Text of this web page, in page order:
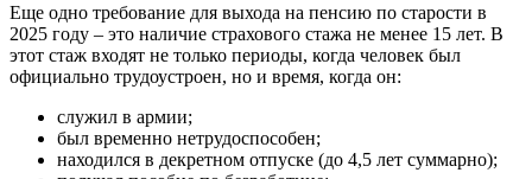
Еще одно требование для выхода на пенсию по старости в
2025 году – это наличие страхового стажа не менее 15 лет. В
этот стаж входят не только периоды, когда человек был
официально трудоустроен, но и время, когда он:
служил в армии;
был временно нетрудоспособен;
находился в декретном отпуске (до 4,5 лет суммарно);